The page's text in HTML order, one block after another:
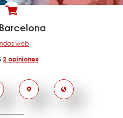
web
2 opiniones